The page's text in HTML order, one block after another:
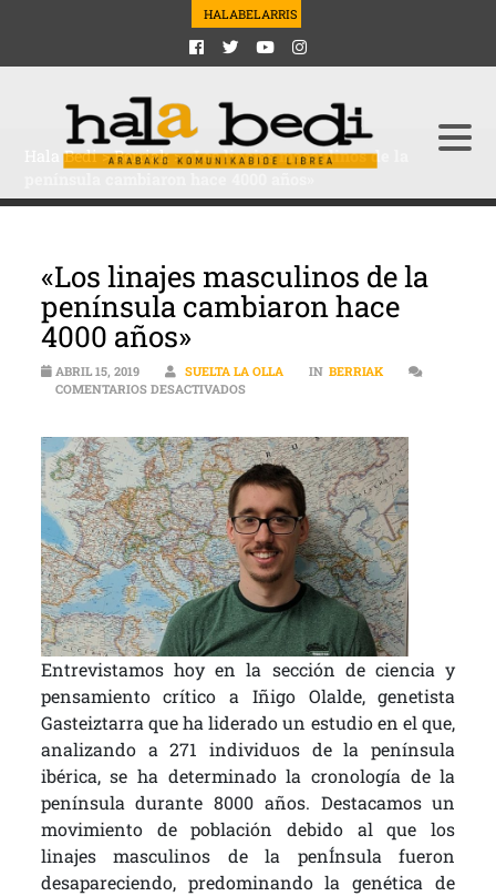
HALABELARRIS
Hala Bedi>Berriak>«Los linajes masculinos de la
«Los linajes masculinos de la
península cambiaron hace
4000 años»
ABRIL 15, 2019 SUELTA LA OLLA IN BERRIAK
COMENTARIOS DESACTIVADOSEN «LOS LINAJES MASCULINOS DE LA
Entrevistamos hoy en la sección de ciencia y
pensamiento crítico a Iñigo Olalde, genetista
Gasteiztarra que ha liderado un estudio en el que,
analizando a 271 individuos de la península
ibérica, se ha determinado la cronología de la
península durante 8000 años. Destacamos un
movimiento de población debido al que los
linajes masculinos de la penÍnsula fueron
desapareciendo, predominando la genética de